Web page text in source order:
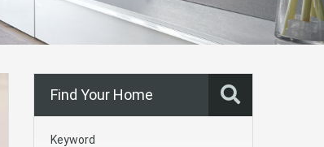
Find Your Home
Keyword